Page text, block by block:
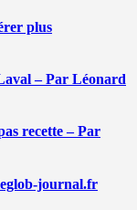
plus
– Par Léonard
recette – Par
journal.fr